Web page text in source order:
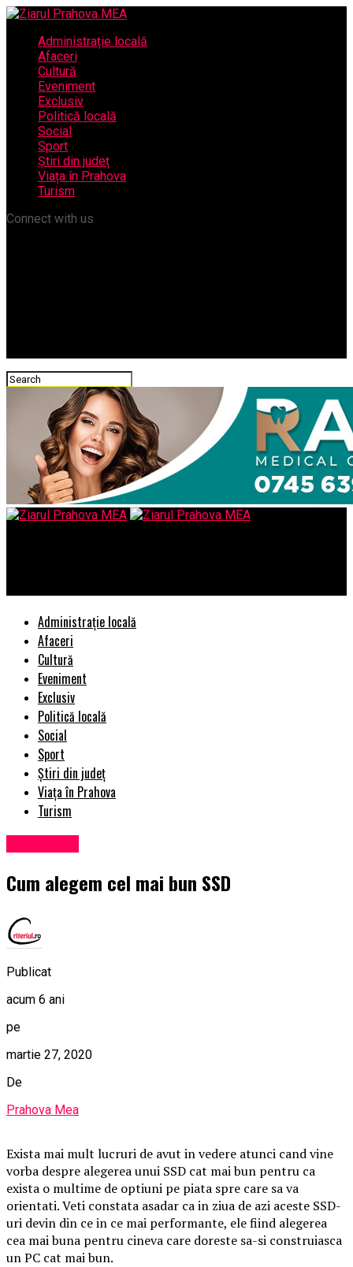
Administrație locală
Afaceri
Cultură
Eveniment
Exclusiv
Politică locală
Social
Sport
Știri din județ
Viața în Prahova
Turism
Connect with us
Administrație locală
Afaceri
Cultură
Eveniment
Exclusiv
Politică locală
Social
Sport
Știri din județ
Viața în Prahova
Turism
Cum alegem cel mai bun SSD
Publicat
acum 6 ani
pe
martie 27, 2020
De
Prahova Mea
Exista mai mult lucruri de avut in vedere atunci cand vine
vorba despre alegerea unui SSD cat mai bun pentru ca
exista o multime de optiuni pe piata spre care sa va
orientati. Veti constata asadar ca in ziua de azi aceste SSD-
uri devin din ce in ce mai performante, ele fiind alegerea
cea mai buna pentru cineva care doreste sa-si construiasca
un PC cat mai bun.